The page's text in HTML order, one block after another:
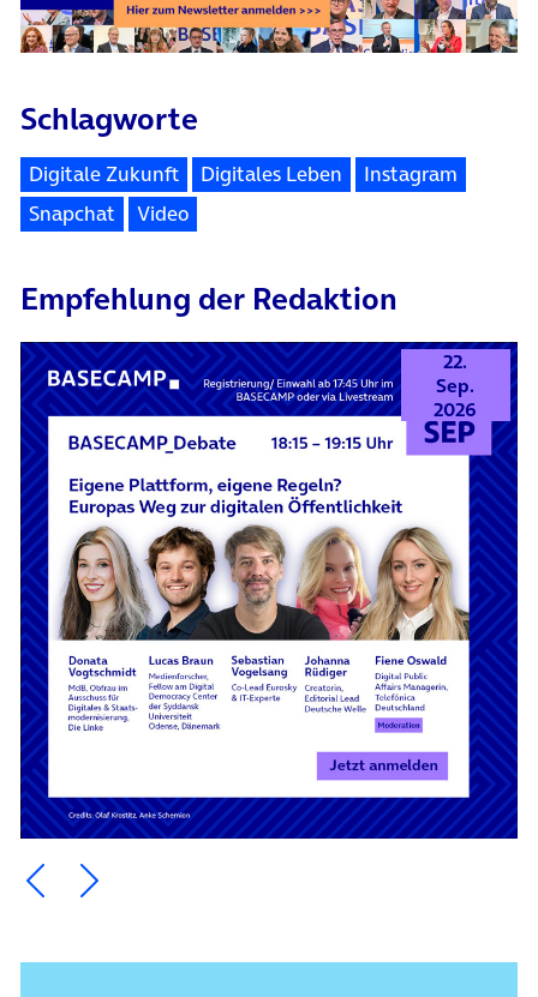
Schlagworte
Digitale Zukunft Digitales Leben
Instagram
Snapchat
Video
Empfehlung der Redaktion
22.
Sep.
2026
Ein Element zurück blättern
Ein Element weiter blättern